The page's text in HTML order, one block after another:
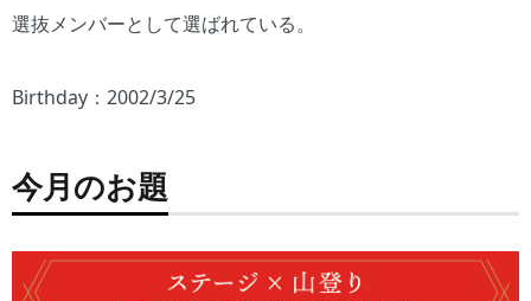
選抜メンバーとして選ばれている。
Birthday：2002/3/25
今月のお題